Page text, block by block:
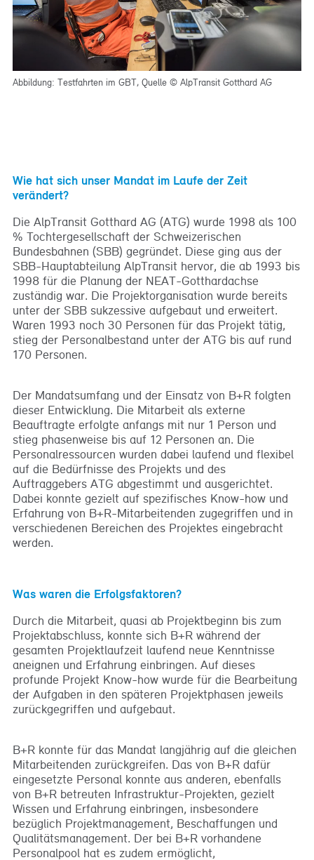
Abbildung: Testfahrten im GBT, Quelle © AlpTransit Gotthard AG
Wie hat sich unser Mandat im Laufe der Zeit
verändert?
Die AlpTransit Gotthard AG (ATG) wurde 1998 als 100
% Tochtergesellschaft der Schweizerischen
Bundesbahnen (SBB) gegründet. Diese ging aus der
SBB-Hauptabteilung AlpTransit hervor, die ab 1993 bis
1998 für die Planung der NEAT-Gotthardachse
zuständig war. Die Projektorganisation wurde bereits
unter der SBB sukzessive aufgebaut und erweitert.
Waren 1993 noch 30 Personen für das Projekt tätig,
stieg der Personalbestand unter der ATG bis auf rund
170 Personen.
Der Mandatsumfang und der Einsatz von B+R folgten
dieser Entwicklung. Die Mitarbeit als externe
Beauftragte erfolgte anfangs mit nur 1 Person und
stieg phasenweise bis auf 12 Personen an. Die
Personalressourcen wurden dabei laufend und flexibel
auf die Bedürfnisse des Projekts und des
Auftraggebers ATG abgestimmt und ausgerichtet.
Dabei konnte gezielt auf spezifisches Know-how und
Erfahrung von B+R-Mitarbeitenden zugegriffen und in
verschiedenen Bereichen des Projektes eingebracht
werden.
Was waren die Erfolgsfaktoren?
Durch die Mitarbeit, quasi ab Projektbeginn bis zum
Projektabschluss, konnte sich B+R während der
gesamten Projektlaufzeit laufend neue Kenntnisse
aneignen und Erfahrung einbringen. Auf dieses
profunde Projekt Know-how wurde für die Bearbeitung
der Aufgaben in den späteren Projektphasen jeweils
zurückgegriffen und aufgebaut.
B+R konnte für das Mandat langjährig auf die gleichen
Mitarbeitenden zurückgreifen. Das von B+R dafür
eingesetzte Personal konnte aus anderen, ebenfalls
von B+R betreuten Infrastruktur-Projekten, gezielt
Wissen und Erfahrung einbringen, insbesondere
bezüglich Projektmanagement, Beschaffungen und
Qualitätsmanagement. Der bei B+R vorhandene
Personalpool hat es zudem ermöglicht,